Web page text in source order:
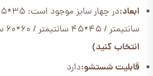
ابعاد:
سانتیمتر / 45*45 سانتیمتر / 60*60 سانتیمتر
انتخاب کنید)
قابلیت شستشو:دارد